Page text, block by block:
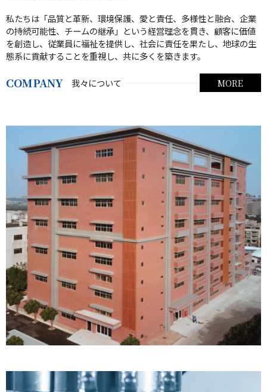
私たちは「品質と革新、環境保護、愛と責任、多様性と融合、企業
の持続可能性、チームの継承」という経営理念を貫き、顧客に価値
を創造し、従業員に福祉を提供し、社会に責任を果たし、地球の生
態系に貢献することを重視し、共に多くを築きます。
COMPANY 我々について MORE